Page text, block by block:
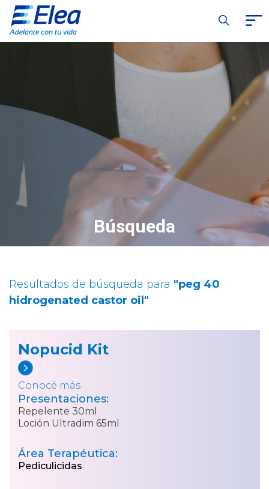
Búsqueda
Resultados de búsqueda para "peg 40
hidrogenated castor oil"
Nopucid Kit
Conocé más
Presentaciones:
Repelente 30ml
Loción Ultradim 65ml
Área Terapéutica:
Pediculicidas